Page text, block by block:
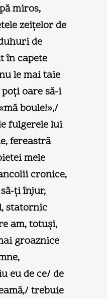
miros,
zeiţelor de
de
în capete
le mai taie
oare să-i
boule!»,/
fulgerele lui
fereastră
mele
cronice,
ţi înjur,
statornic
am, totuşi,
groaznice
eu de ce/ de
trebuie